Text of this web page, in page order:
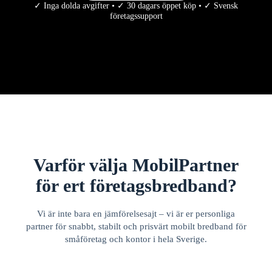
✓ Inga dolda avgifter • ✓ 30 dagars öppet köp • ✓ Svensk
företagssupport
Varför välja MobilPartner
för ert företagsbredband?
Vi är inte bara en jämförelsesajt – vi är er personliga
partner för snabbt, stabilt och prisvärt mobilt bredband för
småföretag och kontor i hela Sverige.